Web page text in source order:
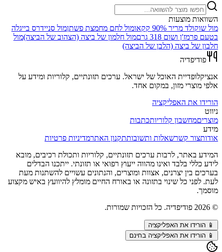
השוואות מוצעות
מול שוקולד מריר 90% קקאו מול לחם מחמצת פשתןמול סניידרס בייגלה
בטעם פרמז'ן ושום 318 גרם
מול חלמון של ביצה (הצהוב של הביצה)מול
חלבון של ביצה (הלבן של הביצה)
פודיפדיה
אנציקלופדיית האוכל של ישראל. ערכים תזונתיים, קלוריות ומידע על
אלפי מוצרי מזון, במקום אחד.
הורידו את האפליקציה
ניווט
מוצריםמחשבון קלוריותכתבות
מידע
אודותצור קשרשאלות ותשובותתקנון האתרמדיניות פרטיות
המידע באתר, לרבות ערכים תזונתיים, קלוריות ותכולת רכיבים, מובא
לידע כללי בלבד ואינו מהווה ייעוץ רפואי או תזונתי. ייתכנו הבדלים
בערכים בין יצרנים, אצוות ומוצרים, והנתונים עשויים להשתנות מעת
לעת. לפני כל שינוי בתזונה או באורח החיים מומלץ להיוועץ באיש מקצוע
מוסמך.
©
2026 פודיפדיה. כל הזכויות שמורות.
📱 הורידו את האפליקציה
📱 הורידו את האפליקציה בחינם